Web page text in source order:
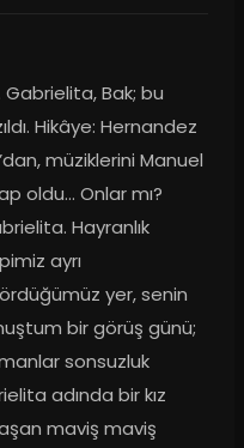
Bak; bu
Hikâye: Hernandez
müziklerini Manuel
oldu… Onlar mı?
Hayranlık
ayrı
yer, senin
bir görüş günü;
sonsuzluk
adında bir kız
maviş maviş